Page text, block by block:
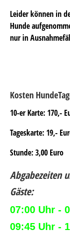
Leider können in
Hunde
nur in
Kosten
10-er Karte: 170,-
Tageskarte: 19,-
Stunde: 3,00 Euro
Abgabezeiten
Gäste:
07:00 Uhr -
09:45 Uhr -